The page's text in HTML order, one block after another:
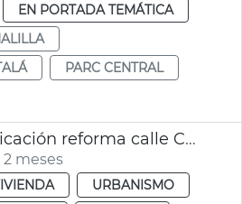
EN PORTADA TEMÁTICA
PARC CENTRAL
València adjudicación reforma calle Colón
meses
URBANISMO